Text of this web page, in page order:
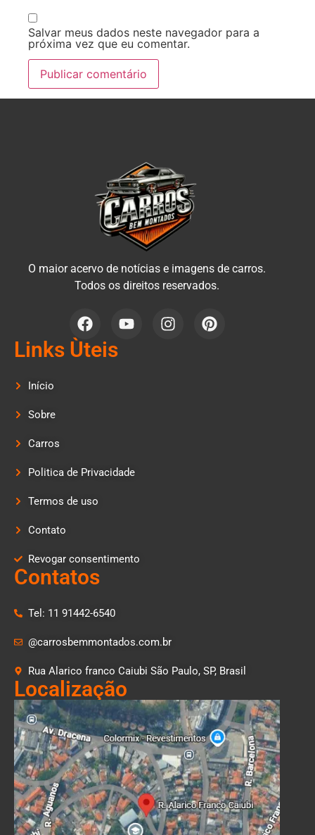
Salvar meus dados neste navegador para a
próxima vez que eu comentar.
O maior acervo de notícias e imagens de carros.
Todos os direitos reservados.
Links Ùteis
Início
Sobre
Carros
Politica de Privacidade
Termos de uso
Contato
Revogar consentimento
Contatos
Tel: 11 91442-6540
@carrosbemmontados.com.br
Rua Alarico franco Caiubi São Paulo, SP, Brasil
Localização